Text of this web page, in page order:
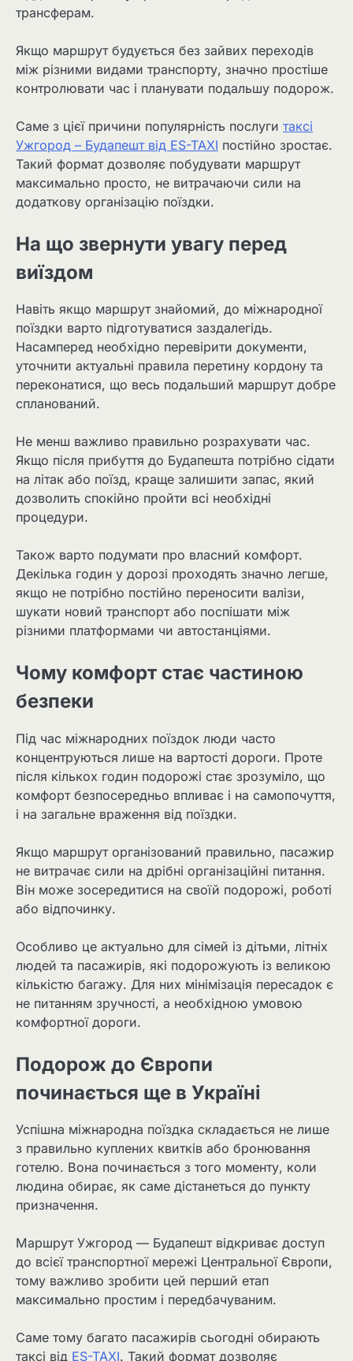
трансферам.
Якщо маршрут будується без зайвих переходів
між різними видами транспорту, значно простіше
контролювати час і планувати подальшу подорож.
Саме з цієї причини популярність послуги таксі
Ужгород – Будапешт від ES-TAXI постійно зростає.
Такий формат дозволяє побудувати маршрут
максимально просто, не витрачаючи сили на
додаткову організацію поїздки.
На що звернути увагу перед
виїздом
Навіть якщо маршрут знайомий, до міжнародної
поїздки варто підготуватися заздалегідь.
Насамперед необхідно перевірити документи,
уточнити актуальні правила перетину кордону та
переконатися, що весь подальший маршрут добре
спланований.
Не менш важливо правильно розрахувати час.
Якщо після прибуття до Будапешта потрібно сідати
на літак або поїзд, краще залишити запас, який
дозволить спокійно пройти всі необхідні
процедури.
Також варто подумати про власний комфорт.
Декілька годин у дорозі проходять значно легше,
якщо не потрібно постійно переносити валізи,
шукати новий транспорт або поспішати між
різними платформами чи автостанціями.
Чому комфорт стає частиною
безпеки
Під час міжнародних поїздок люди часто
концентруються лише на вартості дороги. Проте
після кількох годин подорожі стає зрозуміло, що
комфорт безпосередньо впливає і на самопочуття,
і на загальне враження від поїздки.
Якщо маршрут організований правильно, пасажир
не витрачає сили на дрібні організаційні питання.
Він може зосередитися на своїй подорожі, роботі
або відпочинку.
Особливо це актуально для сімей із дітьми, літніх
людей та пасажирів, які подорожують із великою
кількістю багажу. Для них мінімізація пересадок є
не питанням зручності, а необхідною умовою
комфортної дороги.
Подорож до Європи
починається ще в Україні
Успішна міжнародна поїздка складається не лише
з правильно куплених квитків або бронювання
готелю. Вона починається з того моменту, коли
людина обирає, як саме дістанеться до пункту
призначення.
Маршрут Ужгород — Будапешт відкриває доступ
до всієї транспортної мережі Центральної Європи,
тому важливо зробити цей перший етап
максимально простим і передбачуваним.
Саме тому багато пасажирів сьогодні обирають
таксі від ES-TAXI. Такий формат дозволяє